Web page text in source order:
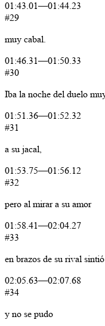
01:43.01—01:44.23
#29
muy cabal.
01:46.31—01:50.33
#30
Iba la noche del duelo
01:51.36—01:52.32
#31
a su jacal,
01:53.75—01:56.12
#32
pero al mirar a su amor
01:58.41—02:04.27
#33
en brazos de su rival sintió
02:05.63—02:07.68
#34
y no se pudo